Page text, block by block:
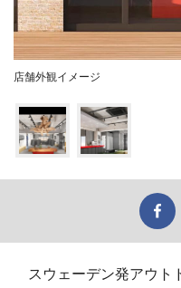
店舗外観イメージ
スウェーデン発アウト